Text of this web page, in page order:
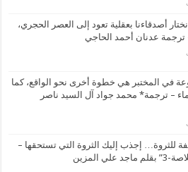
نختار أصدقاءنا بعقلية تعود إلى العصر الحجري،
عدنان أحمد الحاجي
في المختبر هي خطوة أخرى نحو الواقع، كما
– ترجمة* محمد جواد آل السيد ناصر
21 صفة للثروة… إجذب إليك الثروة التي تستحقها –
علي المزين